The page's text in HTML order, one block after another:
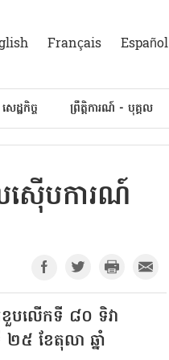
Français Español
សេដ្ឋកិច្ច ព្រឹត្តិការណ៍ - បុគ្គល
ស៊ើបការណ៍
បលើកទី ៨០ ទិវា
២៥ ខែតុលា ឆ្នាំ